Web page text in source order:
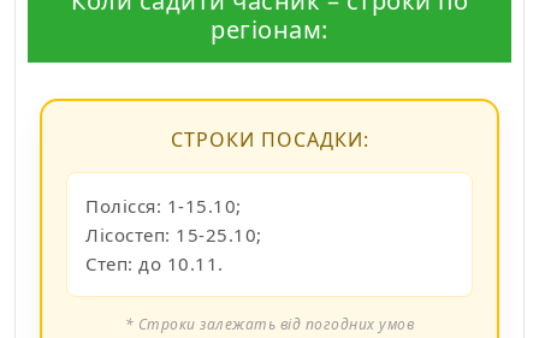
регіонам:
СТРОКИ ПОСАДКИ:
Полісся: 1-15.10;
Лісостеп: 15-25.10;
Степ: до 10.11.
* Строки залежать від погодних умов